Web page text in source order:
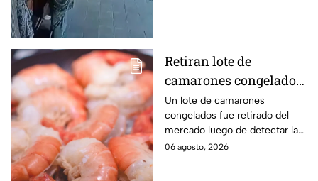
Retiran lote de
camarones congelados
por riesgo sanitario;
detectan salmonella en
España
Un lote de camarones
congelados fue retirado del
mercado luego de detectar la
presencia de salmonella, una
06 agosto, 2026